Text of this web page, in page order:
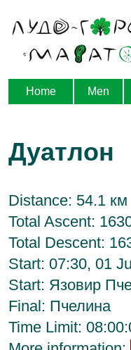
Home Men
Дуатлон
Distance: 54.1 км
Total Ascent:
Total Descent:
Start: 07:30, 01
Start: Язовир
Final: Пчелина
Time Limit: